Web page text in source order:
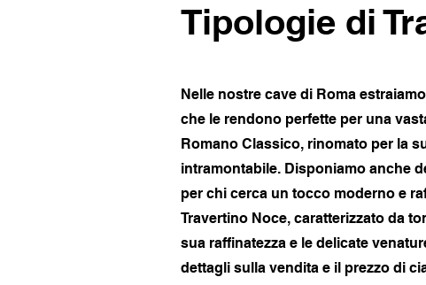
Tipologie di
Nelle nostre cave di Roma
che le rendono perfette per una
Romano Classico, rinomato per la
intramontabile. Disponiamo anche
per chi cerca un tocco moderno e
Travertino Noce, caratterizzato da
sua raffinatezza e le delicate
dettagli sulla vendita e il prezzo di